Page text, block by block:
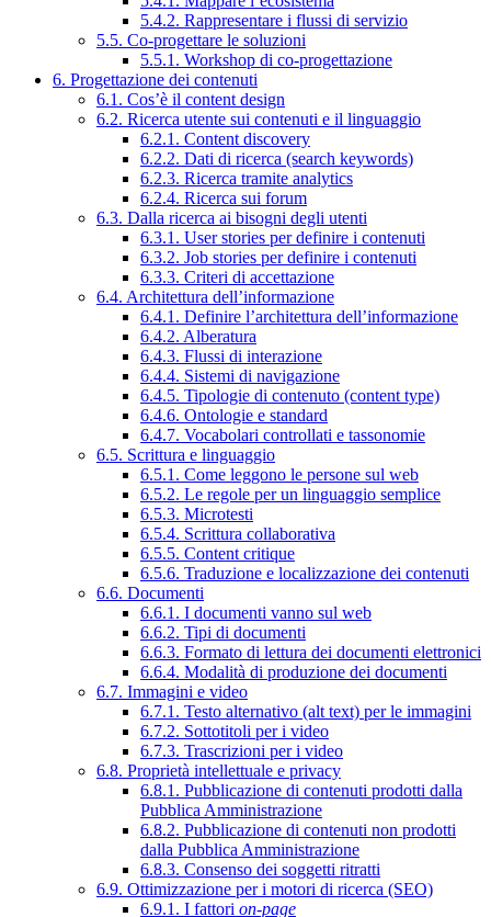
5.4.2. Rappresentare i flussi di servizio
5.5. Co-progettare le soluzioni
5.5.1. Workshop di co-progettazione
6. Progettazione dei contenuti
6.1. Cos’è il content design
6.2. Ricerca utente sui contenuti e il linguaggio
6.2.1. Content discovery
6.2.2. Dati di ricerca (search keywords)
6.2.3. Ricerca tramite analytics
6.2.4. Ricerca sui forum
6.3. Dalla ricerca ai bisogni degli utenti
6.3.1. User stories per definire i contenuti
6.3.2. Job stories per definire i contenuti
6.3.3. Criteri di accettazione
6.4. Architettura dell’informazione
6.4.1. Definire l’architettura dell’informazione
6.4.2. Alberatura
6.4.3. Flussi di interazione
6.4.4. Sistemi di navigazione
6.4.5. Tipologie di contenuto (content type)
6.4.6. Ontologie e standard
6.4.7. Vocabolari controllati e tassonomie
6.5. Scrittura e linguaggio
6.5.1. Come leggono le persone sul web
6.5.2. Le regole per un linguaggio semplice
6.5.3. Microtesti
6.5.4. Scrittura collaborativa
6.5.5. Content critique
6.5.6. Traduzione e localizzazione dei contenuti
6.6. Documenti
6.6.1. I documenti vanno sul web
6.6.2. Tipi di documenti
6.6.3. Formato di lettura dei documenti elettronici
6.6.4. Modalità di produzione dei documenti
6.7. Immagini e video
6.7.1. Testo alternativo (alt text) per le immagini
6.7.2. Sottotitoli per i video
6.7.3. Trascrizioni per i video
6.8. Proprietà intellettuale e privacy
6.8.1. Pubblicazione di contenuti prodotti dalla
Pubblica Amministrazione
6.8.2. Pubblicazione di contenuti non prodotti
dalla Pubblica Amministrazione
6.8.3. Consenso dei soggetti ritratti
6.9. Ottimizzazione per i motori di ricerca (SEO)
6.9.1. I fattori on-page